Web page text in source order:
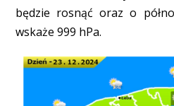
będzie rosnąć oraz o
wskaże 999 hPa.